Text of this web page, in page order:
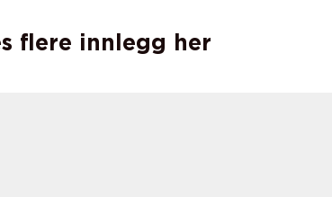
flere innlegg her